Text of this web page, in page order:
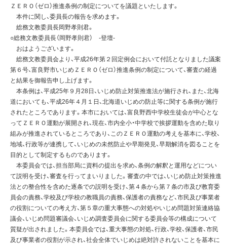
ＺＥＲＯ（ゼロ）推進条例の制定についてを議題といたします。
本件に関し、委員長の報告を求めます。
総務文教委員長岡野孝則君。
○総務文教委員長（岡野孝則君） -登壇-
おはようございます。
総務文教委員会より、平成26年第２回定例会において付託となりました議案
第６号、富良野市いじめＺＥＲＯ（ゼロ）推進条例の制定について、審査の経過
と結果を御報告申し上げます。
本条例は、平成25年９月28日、いじめ防止対策推進法が施行され、また、北海
道においても、平成26年４月１日、北海道いじめの防止等に関する条例が施行
されたところであります。本市においては、富良野西中学校生徒会が中心とな
ってＺＥＲＯ運動が展開され、現在、市内全小・中学校で挨拶運動を含めた取り
組みが推進されているところであり、このＺＥＲＯ運動の考えを基本に、学校、
地域、行政等が連携して、いじめの未然防止や早期発見、早期解消を図ることを
目的として制定するものであります。
本委員会では、担当部局に資料の提出を求め、条例の解釈と運用などについ
て説明を受け、審査を行ってまいりました。審査の中では、いじめ防止対策推進
法との整合性を含めた逐条での説明を受け、第４条から第７条の市及び教育委
員会の責務、学校及び学校の教職員の責務、保護者の責務など、市民及び事業者
の役割についての考え方、第５章の重大事態への対処やいじめ問題対策連絡協
議会、いじめ問題審議会、いじめ調査委員会に関する委員会等の構成について
質疑が出されました。本委員会では、重大事態の対処、行政、学校、保護者、市民
及び事業者の役割が示され、社会全体でいじめは絶対許されないことを基本に